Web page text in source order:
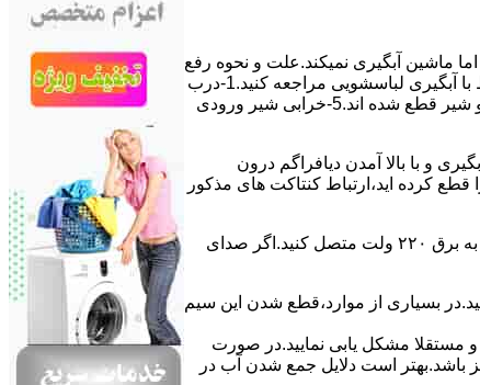
ﻣﺎﺷﯿﻦ آﺑﮕﯿﺮی نمیکند.ﻋﻠﺖ و نحوه رﻓﻊ
مشکل:آبگیری کند ماشین لباسشویی و یا آبگیر نکردن آن می تواند دلایل متفاوتی داشته باشد.برای مطالعه بیشتر می توانید به مشکلات مرتبط با آبگیری لباسشویی مراجعه کنید.1-درب
ﻣﺎﺷﯿﻦ ﺑﺎز اﺳﺖ.2-ﻣﯿﮑﺮوﺳﻮﺋﯿﭻ ﺧﺮاب اﺳﺖ.3-ﻫﯿﺪرواﺳﺘﺎت ﺧﺮاب اﺳﺖ.4-سیمهای راﺑﻂ ﺑﯿﻦ ﮐﻠﯿﺪ ﺗﺎﯾﻤﺮ لباسشویی،ﻣﯿﮑﺮوﺳﻮﺋﯿﭻ،ﻫﯿﺪرواﺳﺘﺎت و ﺷﯿﺮ ﻗﻄﻊ ﺷﺪه اند.5-خرابی شیر ورودی
رﻓﻊ:ﭘﺲ از اﺗﻤﺎم عمل آﺑﮕﯿﺮی و ﺑﺎ ﺑﺎﻻ آﻣﺪن دﯾﺎﻓﺮاﮔﻢ درون
ﺑﺮق ﻣﺎﺷﯿﻦ را ﻗﻄﻊ کرده اید،ارﺗﺒﺎط ﮐﻨﺘﺎﮐﺖ ﻫﺎی ﻣﺬﮐﻮر
۲٫ ﻣﻮﺗﻮر ﺗﺎﯾﻤﺮ لباسشویی ﺳﻮﺧﺘﻪ اﺳﺖ.نحوه رﻓﻊ:سیمهای ﺑﻮﺑﯿﻦ ﻣﻮﺗﻮر ﺗﺎﯾﻤﺮ ماشین لباسشویی را از ﺳﺎﯾﺮ قسمتهای ﻣﺪار ﺟﺪا کرده و مستقیماً ﺑﻪ برق ۲۲۰ وﻟﺖ ﻣﺘﺼﻞ کنید.اﮔﺮ ﺻﺪای
ﺑﺴﯿﺎری از موارد،ﻗﻄﻊ ﺷﺪن اﯾﻦ ﺳﯿﻢ
و مستقلا مشکل یابی نمایید.در صورت
باشد.بهتر است دلایل جمع شدن آب در